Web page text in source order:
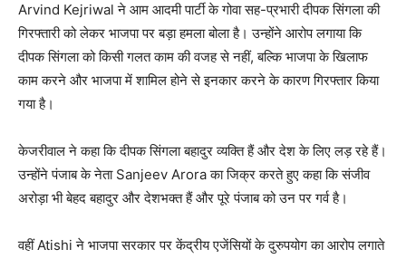
Arvind Kejriwal ने आम आदमी पार्टी के गोवा सह-प्रभारी दीपक सिंगला की
गिरफ्तारी को लेकर भाजपा पर बड़ा हमला बोला है। उन्होंने आरोप लगाया कि
दीपक सिंगला को किसी गलत काम की वजह से नहीं, बल्कि भाजपा के खिलाफ
काम करने और भाजपा में शामिल होने से इनकार करने के कारण गिरफ्तार किया
गया है।
केजरीवाल ने कहा कि दीपक सिंगला बहादुर व्यक्ति हैं और देश के लिए लड़ रहे हैं।
उन्होंने पंजाब के नेता Sanjeev Aroraका जिक्र करते हुए कहा कि संजीव
अरोड़ा भी बेहद बहादुर और देशभक्त हैं और पूरे पंजाब को उन पर गर्व है।
वहींAtishi ने भाजपा सरकार पर केंद्रीय एजेंसियों के दुरुपयोग का आरोप लगाते